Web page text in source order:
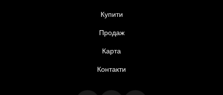
Купити
Продаж
Карта
Контакти